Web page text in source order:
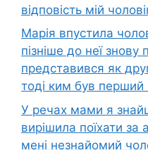
відповість мій
Марія впустила
пізніше до неї знову
представився як
тоді ким був перший
У речах мами я
вирішила поїхати за
мені незнайомий